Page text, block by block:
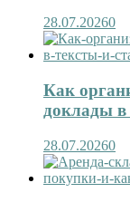
28.07.20260
Как
доклады в
28.07.20260